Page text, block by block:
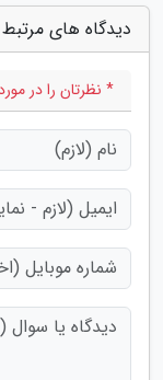
دیدگاه های
* نظرتان را در